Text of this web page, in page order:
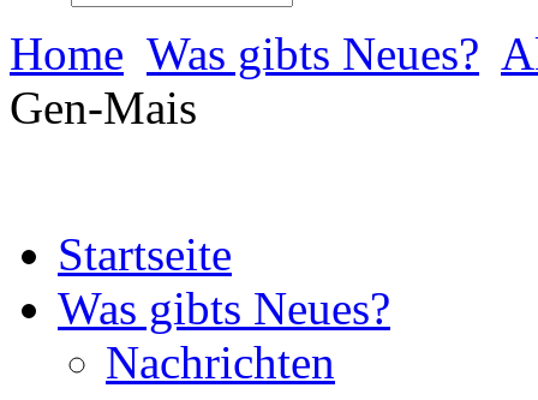
Home Was gibts Neues?
Gen-Mais
Startseite
Was gibts Neues?
Nachrichten